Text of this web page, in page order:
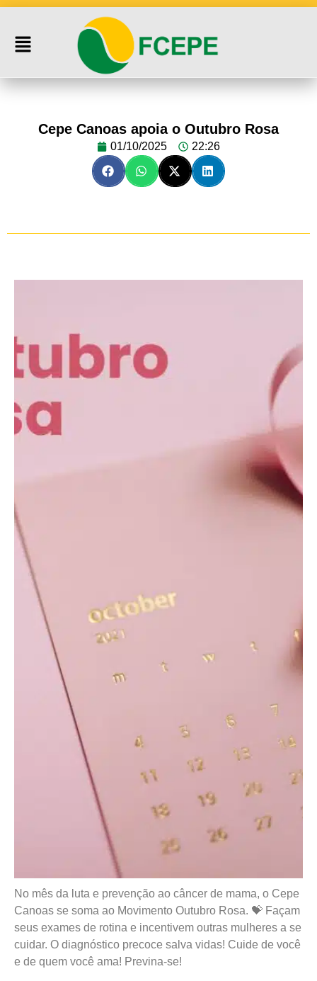
Cepe Canoas apoia o Outubro Rosa
01/10/2025 22:26
No mês da luta e prevenção ao câncer de mama, o Cepe
Canoas se soma ao Movimento Outubro Rosa. 💝 Façam
seus exames de rotina e incentivem outras mulheres a se
cuidar. O diagnóstico precoce salva vidas! Cuide de você
e de quem você ama! Previna-se!